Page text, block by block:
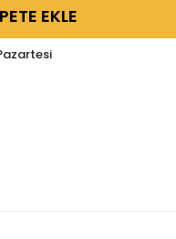
SEPETE EKLE